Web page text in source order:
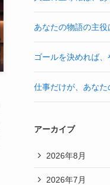
あなたの物語の主
ゴールを決めれば
仕事だけが、あな
アーカイブ
2026年8月
2026年7月